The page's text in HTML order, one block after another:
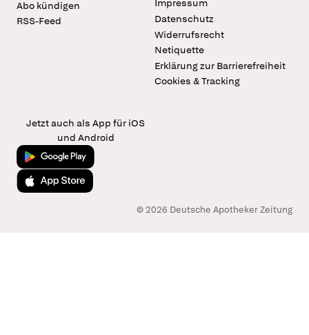
Abo kündigen
RSS-Feed
Impressum
Datenschutz
Widerrufsrecht
Netiquette
Erklärung zur Barrierefreiheit
Cookies & Tracking
Jetzt auch als App für iOS
und Android
Jetzt bei Google Play
Laden im App Store
© 2026 Deutsche Apotheker Zeitung